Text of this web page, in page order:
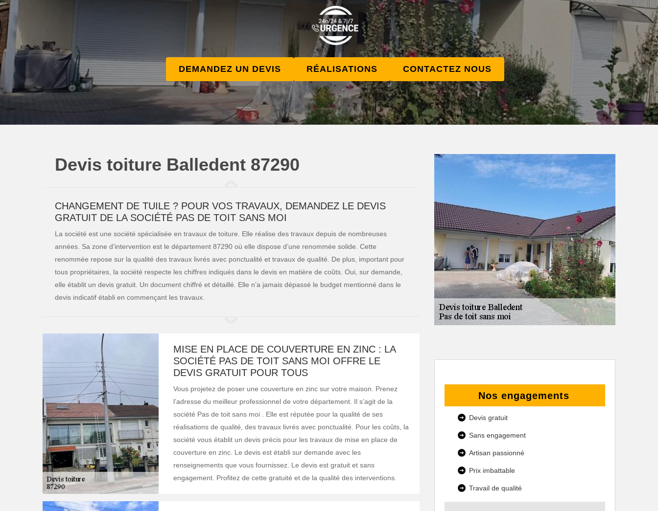
DEMANDEZ UN DEVIS RÉALISATIONS CONTACTEZ NOUS
Devis toiture Balledent 87290
CHANGEMENT DE TUILE ? POUR VOS TRAVAUX, DEMANDEZ LE DEVIS
GRATUIT DE LA SOCIÉTÉ PAS DE TOIT SANS MOI
La société est une société spécialisée en travaux de toiture. Elle réalise des travaux depuis de nombreuses
années. Sa zone d’intervention est le département 87290 où elle dispose d’une renommée solide. Cette
renommée repose sur la qualité des travaux livrés avec ponctualité et travaux de qualité. De plus, important pour
tous propriétaires, la société respecte les chiffres indiqués dans le devis en matière de coûts. Oui, sur demande,
elle établit un devis gratuit. Un document chiffré et détaillé. Elle n’a jamais dépassé le budget mentionné dans le
devis indicatif établi en commençant les travaux.
MISE EN PLACE DE COUVERTURE EN ZINC : LA
SOCIÉTÉ PAS DE TOIT SANS MOI OFFRE LE
DEVIS GRATUIT POUR TOUS
Vous projetez de poser une couverture en zinc sur votre maison. Prenez
l’adresse du meilleur professionnel de votre département. Il s’agit de la
société Pas de toit sans moi . Elle est réputée pour la qualité de ses
réalisations de qualité, des travaux livrés avec ponctualité. Pour les coûts, la
société vous établit un devis précis pour les travaux de mise en place de
couverture en zinc. Le devis est établi sur demande avec les
renseignements que vous fournissez. Le devis est gratuit et sans
engagement. Profitez de cette gratuité et de la qualité des interventions.
Nos engagements
Devis gratuit
Sans engagement
Artisan passionné
Prix imbattable
Travail de qualité